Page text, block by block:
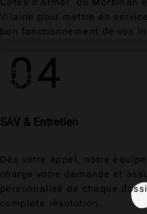
Vilaine pour mettre en
bon fonctionnement de vos
04
SAV & Entretien
Dès votre appel, notre
charge votre demande et
personnalisé de chaque
complète résolution.